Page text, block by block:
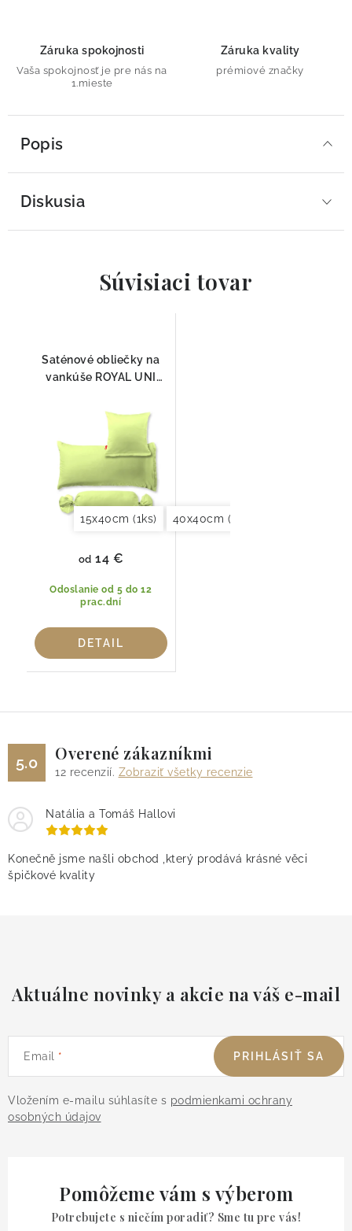
Záruka spokojnosti
Vaša spokojnosť je pre nás na
1.mieste
Záruka kvality
prémiové značky
Popis
Diskusia
Súvisiaci tovar
Saténové obliečky na
vankúše ROYAL UNI
15x40cm (1ks) 40x40cm (2ks)
Odoslanie od 5 do 12
prac.dní
od 14 €
DETAIL
5.0 Overené zákazníkmi
12 recenzií. Zobraziť všetky recenzie
Natália a Tomáš Hallovi
Konečně jsme našli obchod ,který prodává krásné věci
špičkové kvality
Aktuálne novinky a akcie na váš e-mail
Email
Vložením e-mailu súhlasíte s podmienkami ochrany
osobných údajov
PRIHLÁSIŤ SA
Pomôžeme vám s výberom
Potrebujete s niečím poradiť? Sme tu pre vás!